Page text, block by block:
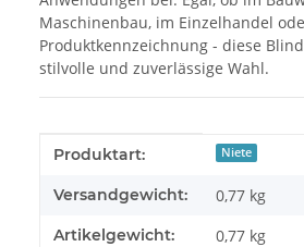
Maschinenbau, im Einzelhandel
Produktkennzeichnung - diese
stilvolle und zuverlässige Wahl.
Produkteigenschaft
Wert
Produktart: Niete
Versandgewicht: 0,77 kg
Artikelgewicht: 0,77 kg